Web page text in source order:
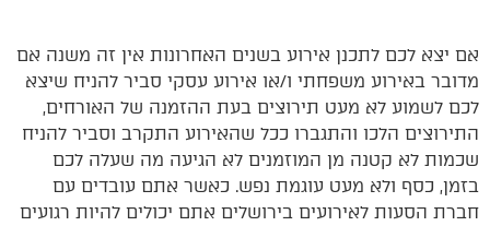
אם יצא לכם לתכנן אירוע בשנים האחרונות אין זה משנה אם
מדובר באירוע משפחתי ו/או אירוע עסקי סביר להניח שיצא
לכם לשמוע לא מעט תירוצים בעת ההזמנה של האורחים,
התירוצים הלכו והתגברו ככל שהאירוע התקרב וסביר להניח
שכמות לא קטנה מן המוזמנים לא הגיעה מה שעלה לכם
בזמן, כסף ולא מעט עוגמת נפש. כאשר אתם עובדים עם
חברת הסעות לאירועים בירושלים אתם יכולים להיות רגועים